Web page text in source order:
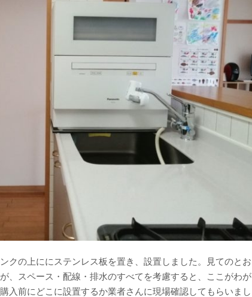
クの上ににステンレス板を置き、設置しました。見てのとお
、スペース・配線・排水のすべてを考慮すると、ここがわが
入前にどこに設置するか業者さんに現場確認してもらいまし